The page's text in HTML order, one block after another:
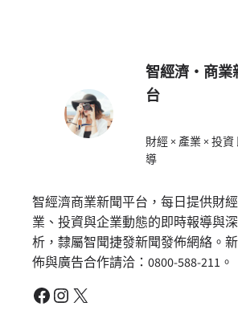
智經濟・商業
台
財經 × 產業 × 投
導
智經濟商業新聞平台，每日提供財
業、投資與企業動態的即時報導與
析，隸屬智聞捷發新聞發佈網絡。
佈與廣告合作請洽：0800-588-211。
Facebook Instagram X